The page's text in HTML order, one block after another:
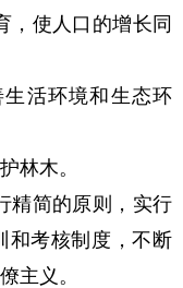
使人口的增长同
活环境和生态环
林木。
简的原则，实行
和考核制度，不断
主义。